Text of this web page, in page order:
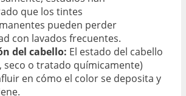
que los tintes
pueden perder
con lavados frecuentes.
del cabello: El estado del cabello
seco o tratado químicamente)
en cómo el color se deposita y